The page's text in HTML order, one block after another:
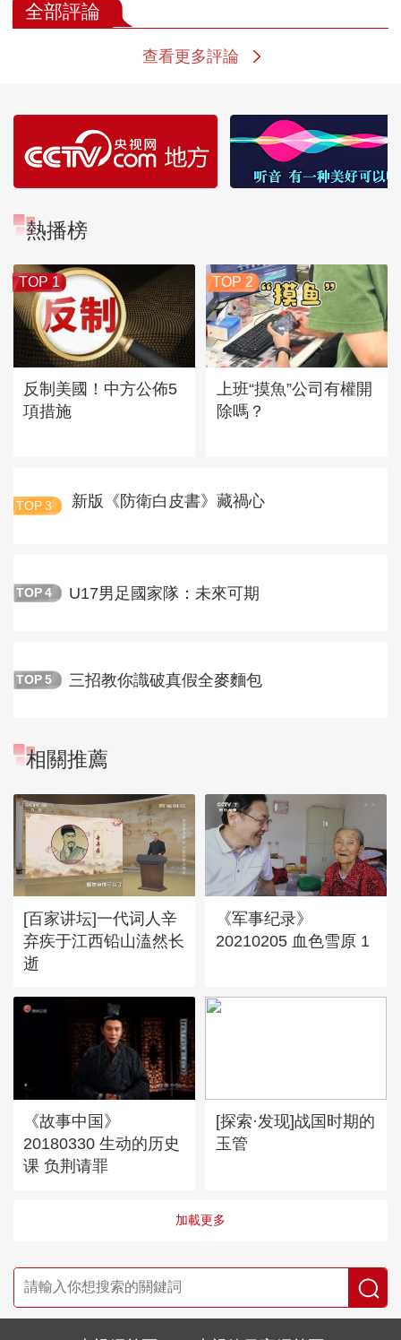
全部評論
查看更多評論
熱播榜
TOP 1
反制美國！中方公佈5
項措施
TOP 2
上班“摸魚”公司有權開
除嗎？
TOP 3 新版《防衛白皮書》藏禍心
TOP 4 U17男足國家隊：未來可期
TOP 5 三招教你識破真假全麥麵包
相關推薦
[百家讲坛]一代词人辛
弃疾于江西铅山溘然长
逝
《军事纪录》
20210205 血色雪原 1
《故事中国》
20180330 生动的历史
课 负荆请罪
[探索·发现]战国时期的
玉管
加載更多